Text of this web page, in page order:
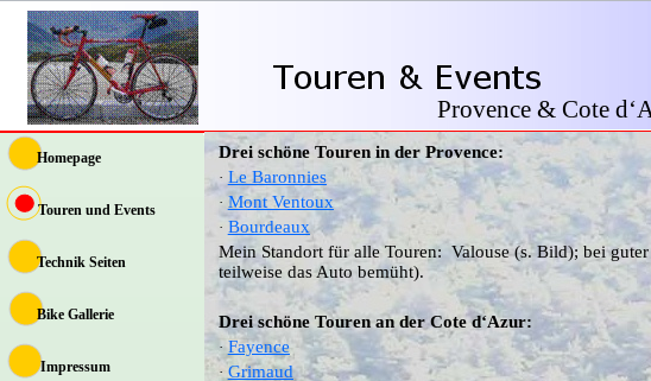
Provence & Cote
Touren und Events
Homepage
Technik Seiten
Bike Gallerie
Impressum
Drei schöne Touren in der Provence:
· Le Baronnies
· Mont Ventoux
· Bourdeaux
Mein Standort für alle Touren: Valouse (s. Bild); bei
teilweise das Auto bemüht).
Drei schöne Touren an der Cote d‘Azur:
· Fayence
· Grimaud